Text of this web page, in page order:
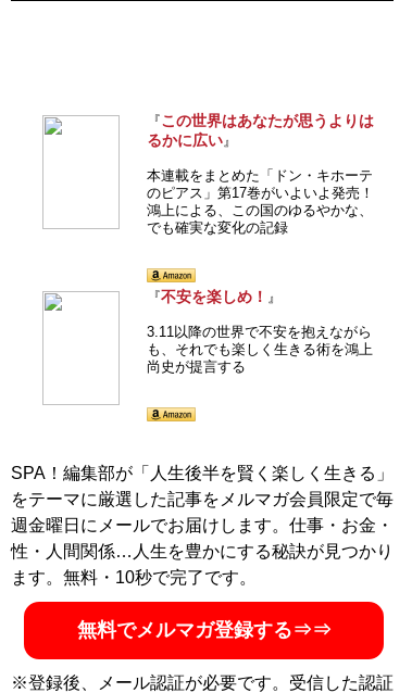
『この世界はあなたが思うよりは
るかに広い』
本連載をまとめた「ドン・キホーテ
のピアス」第17巻がいよいよ発売！
鴻上による、この国のゆるやかな、
でも確実な変化の記録
『不安を楽しめ！ 』
3.11以降の世界で不安を抱えながら
も、それでも楽しく生きる術を鴻上
尚史が提言する
SPA！編集部が「人生後半を賢く楽しく生きる」
をテーマに厳選した記事をメルマガ会員限定で毎
週金曜日にメールでお届けします。仕事・お金・
性・人間関係…人生を豊かにする秘訣が見つかり
ます。無料・10秒で完了です。
無料でメルマガ登録する⇒⇒
※登録後、メール認証が必要です。受信した認証